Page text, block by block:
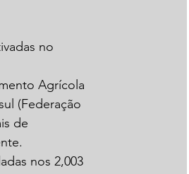
no
Agrícola
(Federação
de
nos 2,003